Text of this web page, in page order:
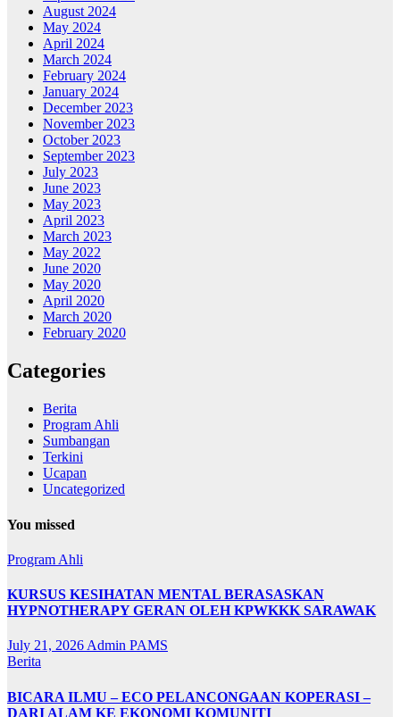
August 2024
May 2024
April 2024
March 2024
February 2024
January 2024
December 2023
November 2023
October 2023
September 2023
July 2023
June 2023
May 2023
April 2023
March 2023
May 2022
June 2020
May 2020
April 2020
March 2020
February 2020
Categories
Berita
Program Ahli
Sumbangan
Terkini
Ucapan
Uncategorized
You missed
Program Ahli
KURSUS KESIHATAN MENTAL BERASASKAN
HYPNOTHERAPY GERAN OLEH KPWKKK SARAWAK
July 21, 2026 Admin PAMS
Berita
BICARA ILMU – ECO PELANCONGAAN KOPERASI –
DARI ALAM KE EKONOMI KOMUNITI